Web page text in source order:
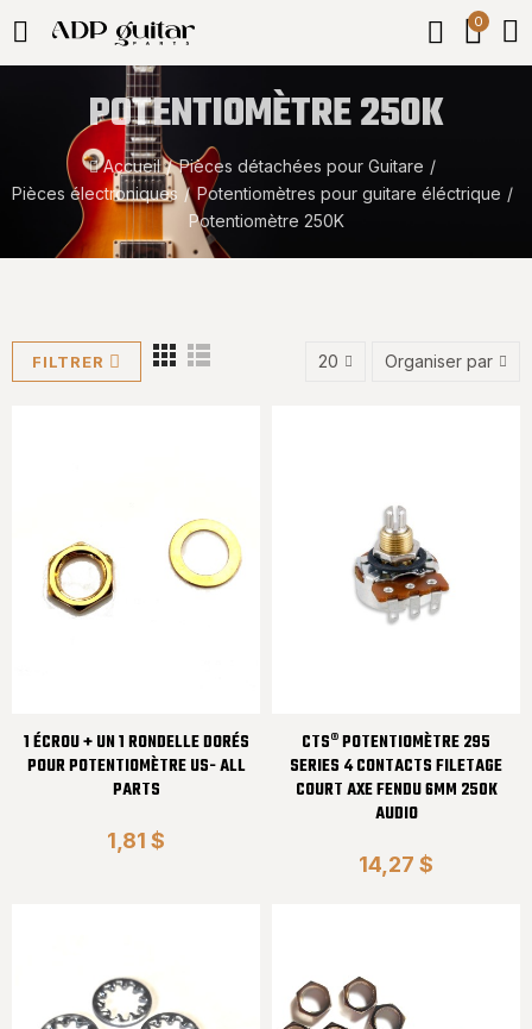
0
POTENTIOMÈTRE 250K
Accueil
Pièces détachées pour Guitare
Pièces électroniques
Potentiomètre​s pour guitare éléctrique
Potentiomètre 250K
FILTRER 20 Organiser par
1 ÉCROU + UN 1 RONDELLE DORÉS
POUR POTENTIOMÈTRE US- ALL
PARTS
1,81 $
CTS® POTENTIOMÈTRE 295
SERIES 4 CONTACTS FILETAGE
COURT AXE FENDU 6MM 250K
AUDIO
14,27 $